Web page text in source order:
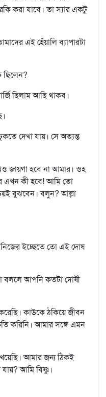
করা যাবে। তা স্যার একটু
এই হেঁয়ালি ব্যাপারটা
ছিলাম আছি থাকব।
দেখা যায়। সে অত্যন্ত
জায়গা হবে না আমার। ওহ
এখন কী হবে! আমি তো
বুঝবেন। বলুন? আল্লা
ইচ্ছেতে তো এই দোষ
বললে আপনি কতটা দোষী
কাউকে ঠকিয়ে জীবন
করিনি। আমার সঙ্গে এমন
আমার জন্য ঠিকই
আমি বিষ্ণু।